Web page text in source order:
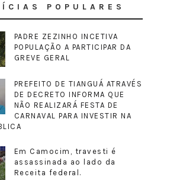
POPULARES
PADRE ZEZINHO INCETIVA
POPULAÇÃO A PARTICIPAR DA
GREVE GERAL
PREFEITO DE TIANGUÁ ATRAVÉS
DE DECRETO INFORMA QUE
NÃO REALIZARÁ FESTA DE
CARNAVAL PARA INVESTIR NA
Em Camocim, travesti é
assassinada ao lado da
Receita federal.